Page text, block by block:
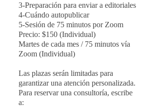
3-Preparación para enviar a editoriales
4-Cuándo autopublicar
5-Sesión de 75 minutos por Zoom
Precio: $150 (Individual)
Martes de cada mes / 75 minutos vía
Zoom (Individual)
Las plazas serán limitadas para
garantizar una atención personalizada.
Para reservar una consultoría, escribe
a: